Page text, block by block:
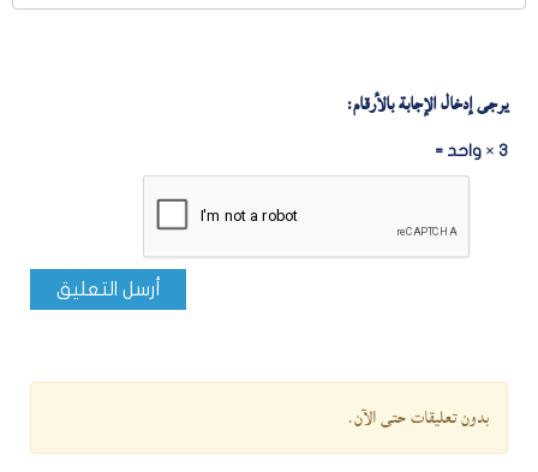
يرجى إدخال الإجابة بالأرقام:
3 × واحد =
أرسل التعليق
بدون تعليقات حتى الآن.